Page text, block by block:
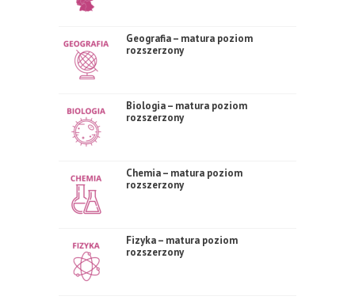
Geografia – matura poziom
rozszerzony
Biologia – matura poziom
rozszerzony
Chemia – matura poziom
rozszerzony
Fizyka – matura poziom
rozszerzony